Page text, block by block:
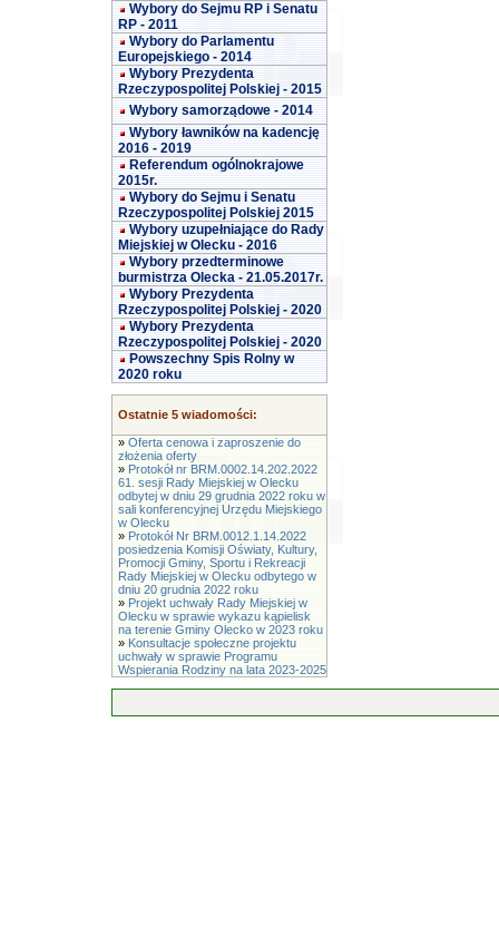
Wybory do Sejmu RP i Senatu
RP - 2011
Wybory do Parlamentu
Europejskiego - 2014
Wybory Prezydenta
Rzeczypospolitej Polskiej - 2015
Wybory samorządowe - 2014
Wybory ławników na kadencję
2016 - 2019
Referendum ogólnokrajowe
2015r.
Wybory do Sejmu i Senatu
Rzeczypospolitej Polskiej 2015
Wybory uzupełniające do Rady
Miejskiej w Olecku - 2016
Wybory przedterminowe
burmistrza Olecka - 21.05.2017r.
Wybory Prezydenta
Rzeczypospolitej Polskiej - 2020
Wybory Prezydenta
Rzeczypospolitej Polskiej - 2020
Powszechny Spis Rolny w
2020 roku
Ostatnie 5 wiadomości:
» Oferta cenowa i zaproszenie do
złożenia oferty
» Protokół nr BRM.0002.14.202.2022
61. sesji Rady Miejskiej w Olecku
odbytej w dniu 29 grudnia 2022 roku w
sali konferencyjnej Urzędu Miejskiego
w Olecku
» Protokół Nr BRM.0012.1.14.2022
posiedzenia Komisji Oświaty, Kultury,
Promocji Gminy, Sportu i Rekreacji
Rady Miejskiej w Olecku odbytego w
dniu 20 grudnia 2022 roku
» Projekt uchwały Rady Miejskiej w
Olecku w sprawie wykazu kąpielisk
na terenie Gminy Olecko w 2023 roku
» Konsultacje społeczne projektu
uchwały w sprawie Programu
Wspierania Rodziny na lata 2023-2025